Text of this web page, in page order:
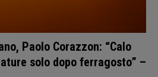
Paolo Corazzon: “Calo
solo dopo ferragosto” –